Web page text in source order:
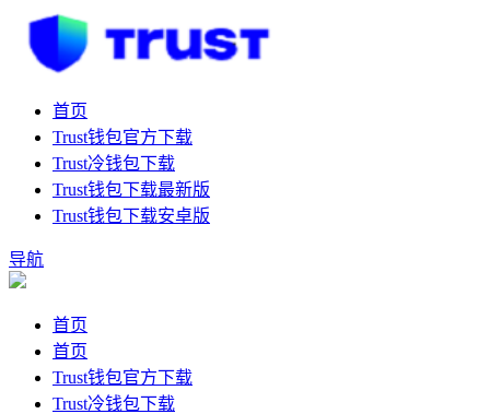
首页
Trust钱包官方下载
Trust冷钱包下载
Trust钱包下载最新版
Trust钱包下载安卓版
导航
首页
首页
Trust钱包官方下载
Trust冷钱包下载